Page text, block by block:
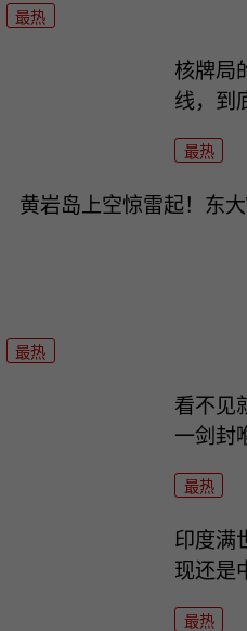
最热
核牌局
线，到
最热
黄岩岛上空惊雷起！东
最热
看不见
一剑封
最热
印度满
现还是
最热